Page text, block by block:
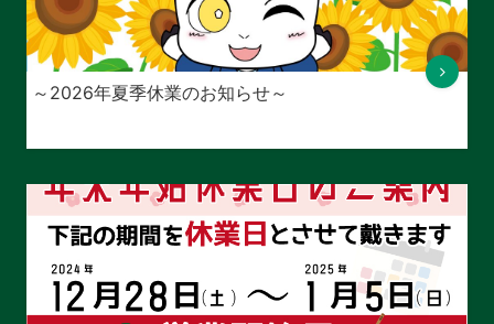
～2026年夏季休業のお知らせ～